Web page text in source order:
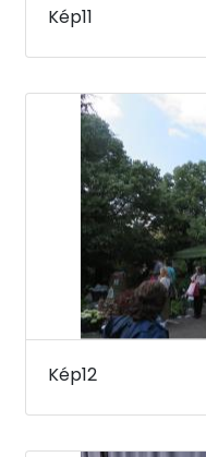
Kép11
Kép12